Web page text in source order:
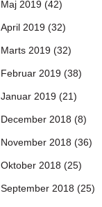
Maj 2019 (42)
April 2019 (32)
Marts 2019 (32)
Februar 2019 (38)
Januar 2019 (21)
December 2018 (8)
November 2018 (36)
Oktober 2018 (25)
September 2018 (25)